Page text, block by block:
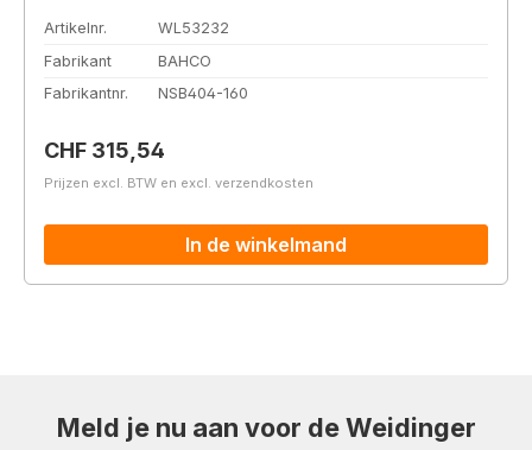
Artikelnr.
WL53232
Fabrikant
BAHCO
Fabrikantnr.
NSB404-160
Normale prijs:
CHF 315,54
Prijzen excl. BTW en excl. verzendkosten
In de winkelmand
Meld je nu aan voor de Weidinger